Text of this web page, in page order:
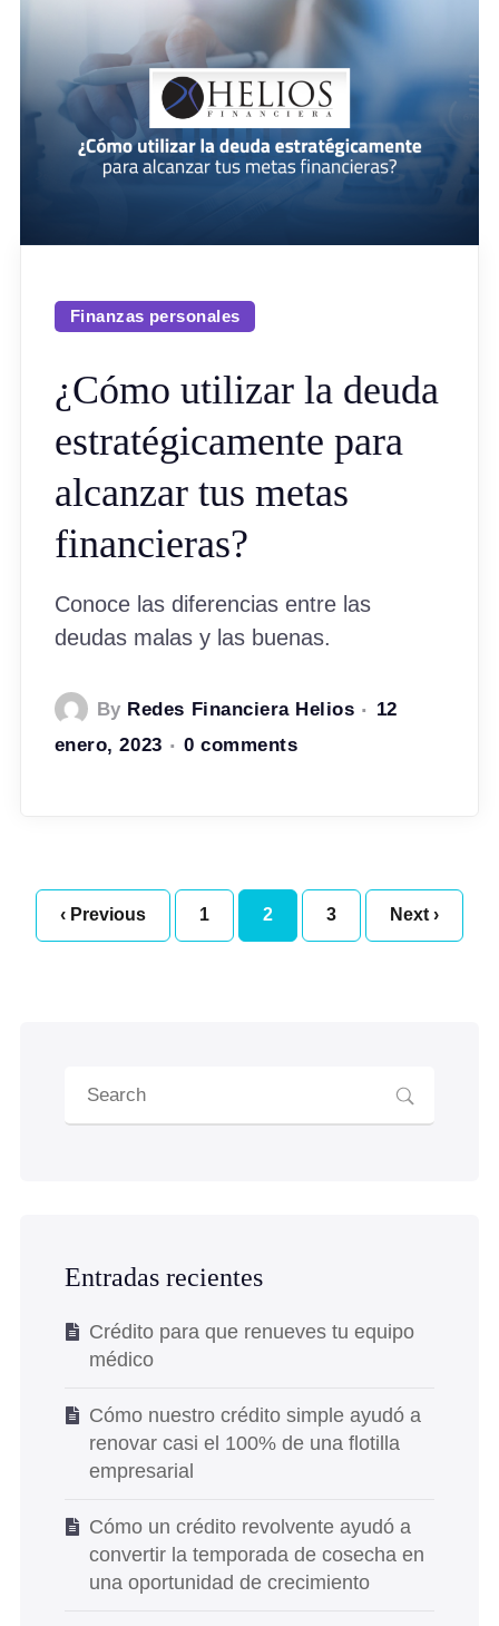
Finanzas personales
¿Cómo utilizar la deuda
estratégicamente para
alcanzar tus metas
financieras?
Conoce las diferencias entre las
deudas malas y las buenas.
By Redes Financiera Helios
12
enero, 2023
0 comments
‹ Previous 1 2 3 Next ›
Entradas recientes
Crédito para que renueves tu equipo
médico
Cómo nuestro crédito simple ayudó a
renovar casi el 100% de una flotilla
empresarial
Cómo un crédito revolvente ayudó a
convertir la temporada de cosecha en
una oportunidad de crecimiento